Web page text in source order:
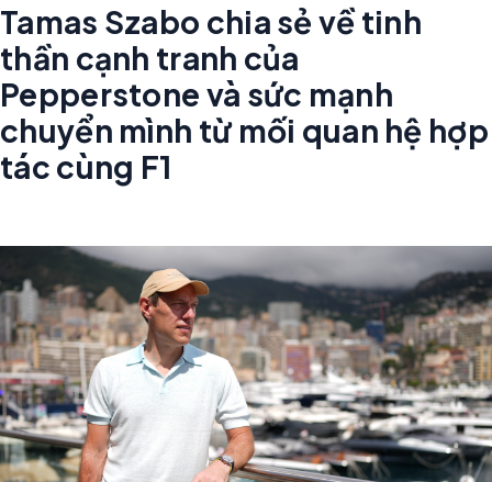
Tamas Szabo chia sẻ về tinh
thần cạnh tranh của
Pepperstone và sức mạnh
chuyển mình từ mối quan hệ hợp
tác cùng F1